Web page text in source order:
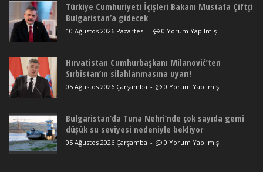
Türkiye Cumhuriyeti İçişleri Bakanı Mustafa Çiftçi
Bulgaristan’a gidecek
10 Ağustos 2026 Pazartesi - 0 Yorum Yapılmış
Hırvatistan Cumhurbaşkanı Milanović’ten
Sırbistan’ın silahlanmasına uyarı!
05 Ağustos 2026 Çarşamba - 0 Yorum Yapılmış
Bulgaristan’da Tuna Nehri’nde çok sayıda gemi
düşük su seviyesi nedeniyle bekliyor
05 Ağustos 2026 Çarşamba - 0 Yorum Yapılmış